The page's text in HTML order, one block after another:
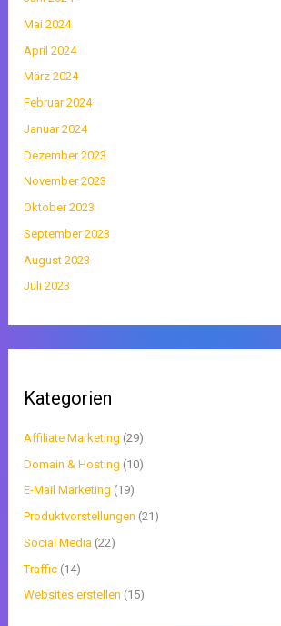
Mai 2024
April 2024
März 2024
Februar 2024
Januar 2024
Dezember 2023
November 2023
Oktober 2023
September 2023
August 2023
Juli 2023
Kategorien
Affiliate Marketing (29)
Domain & Hosting (10)
E-Mail Marketing (19)
Produktvorstellungen (21)
Social Media (22)
Traffic (14)
Websites erstellen (15)